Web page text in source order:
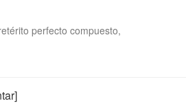
perfecto compuesto,